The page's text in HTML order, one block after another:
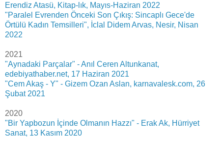
Erendiz Atasü, Kitap-lık, Mayıs-Haziran 2022
"Paralel Evrenden Önceki Son Çıkış: Sincaplı Gece'de
Örtülü Kadın Temsilleri", İclal Didem Arvas, Nesir, Nisan
2022
2021
"Aynadaki Parçalar" - Anıl Ceren Altunkanat,
edebiyathaber.net, 17 Haziran 2021
"Cem Akaş - Y" - Gizem Ozan Aslan, karnavalesk.com, 26
Şubat 2021
2020
"Bir Yapbozun İçinde Olmanın Hazzı" - Erak Ak, Hürriyet
Sanat, 13 Kasım 2020